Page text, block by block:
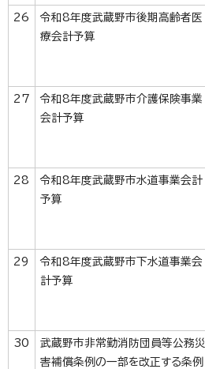
26
令和8年度武蔵野市後期高齢者医
療会計予算
27
令和8年度武蔵野市介護保険事業
会計予算
28
令和8年度武蔵野市水道事業会計
予算
29
令和8年度武蔵野市下水道事業会
計予算
30
武蔵野市非常勤消防団員等公務災
害補償条例の一部を改正する条例